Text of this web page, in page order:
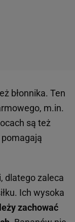
błonnika. Ten
m.in.
są też
pomagają
dlatego zaleca
Ich wysoka
zachować